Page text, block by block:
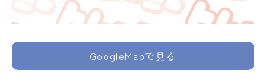
GoogleMapで見る